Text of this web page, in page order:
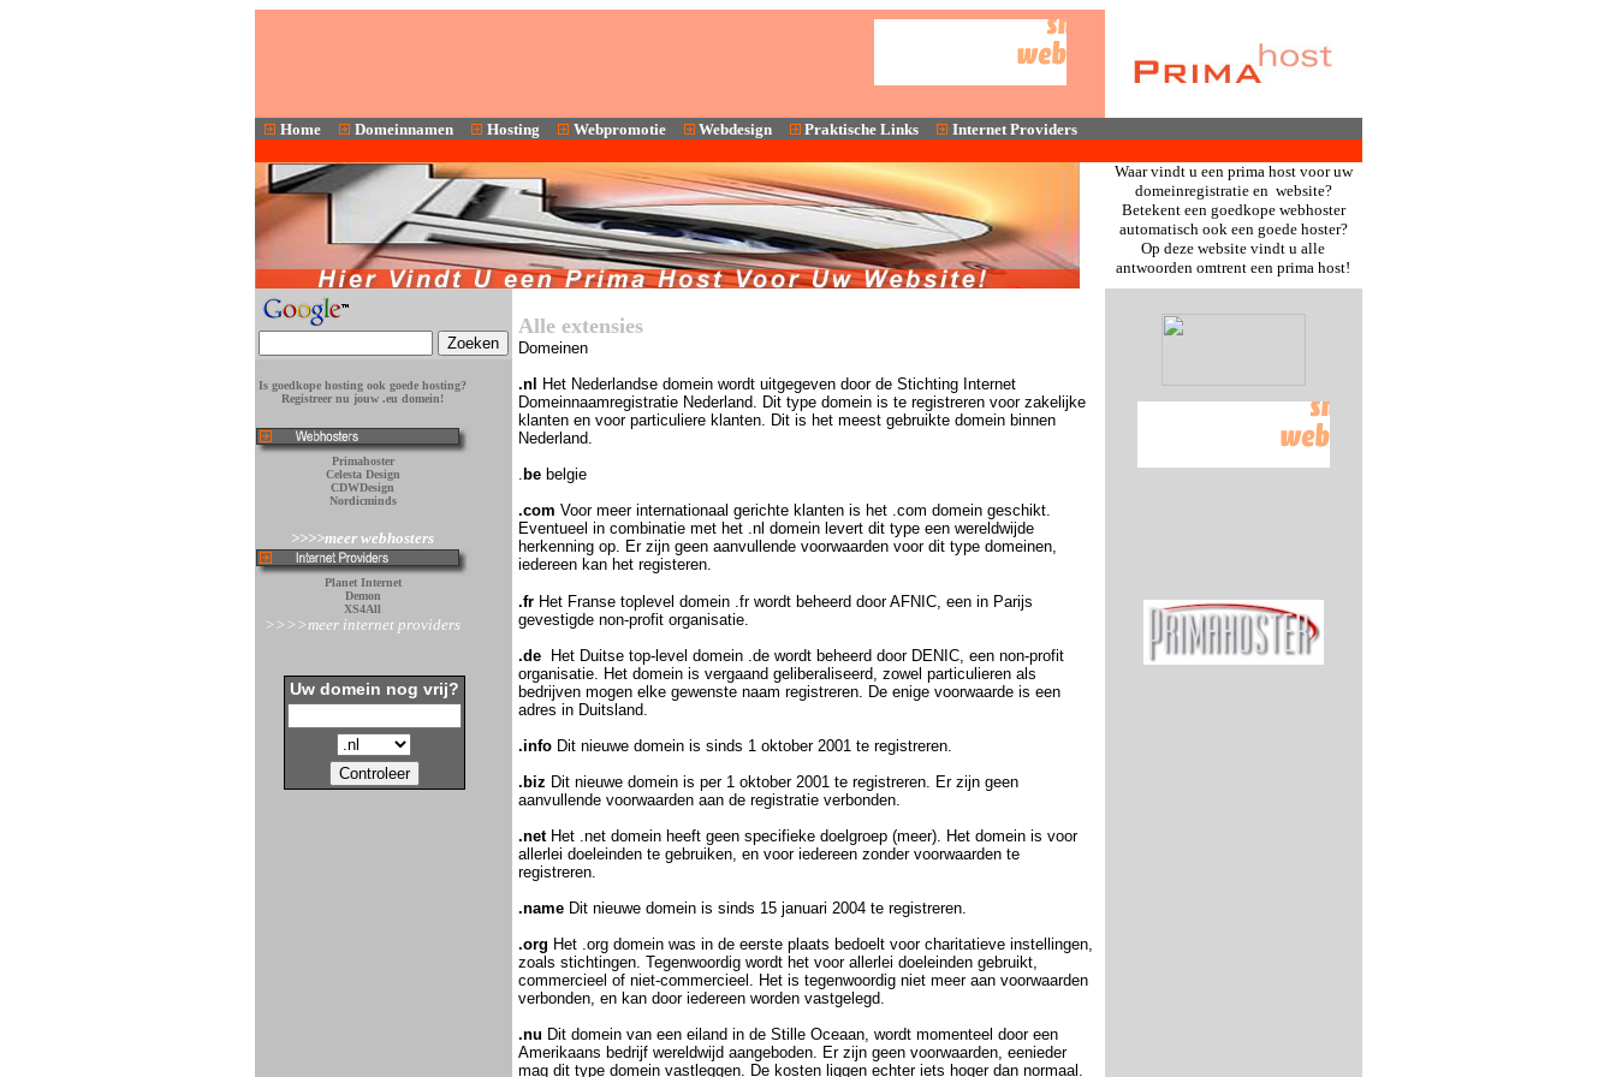
Home Domeinnamen Hosting Webpromotie Webdesign Praktische Links Internet Providers
Waar vindt u een prima host voor uw
domeinregistratie en website?
Betekent een goedkope webhoster
automatisch ook een goede hoster?
Op deze website vindt u alle
antwoorden omtrent een prima host!
Is goedkope hosting ook goede hosting?
Registreer nu jouw .eu domein!
Primahoster
Celesta Design
CDWDesign
Nordicminds
>>>>meer webhosters
Planet Internet
Demon
XS4All
>>>>meer internet providers
Uw domein nog vrij?
Alle extensies
Domeinen
.nl
Het Nederlandse domein wordt uitgegeven door de Stichting Internet
Domeinnaamregistratie Nederland. Dit type domein is te registreren voor zakelijke
klanten en voor particuliere klanten. Dit is het meest gebruikte domein binnen
Nederland.
. bebelgie
.com Voor meer internationaal gerichte klanten is het .com domein geschikt.
Eventueel in combinatie met het .nl domein levert dit type een wereldwijde
herkenning op. Er zijn geen aanvullende voorwaarden voor dit type domeinen,
iedereen kan het registeren.
.frHet Franse toplevel domein .fr wordt beheerd door AFNIC, een in Parijs
gevestigde non-profit organisatie.
.deHet Duitse top-level domein .de wordt beheerd door DENIC, een non-profit
organisatie. Het domein is vergaand geliberaliseerd, zowel particulieren als
bedrijven mogen elke gewenste naam registreren. De enige voorwaarde is een
adres in Duitsland.
.infoDit nieuwe domein is sinds 1 oktober 2001 te registreren.
.biz Dit nieuwe domein is per 1 oktober 2001 te registreren. Er zijn geen
aanvullende voorwaarden aan de registratie verbonden.
.netHet .net domein heeft geen specifieke doelgroep (meer). Het domein is voor
allerlei doeleinden te gebruiken, en voor iedereen zonder voorwaarden te
registreren.
.nameDit nieuwe domein is sinds 15 januari 2004 te registreren.
.org Het .org domein was in de eerste plaats bedoelt voor charitatieve instellingen,
zoals stichtingen. Tegenwoordig wordt het voor allerlei doeleinden gebruikt,
commercieel of niet-commercieel. Het is tegenwoordig niet meer aan voorwaarden
verbonden, en kan door iedereen worden vastgelegd.
.nu Dit domein van een eiland in de Stille Oceaan, wordt momenteel door een
Amerikaans bedrijf wereldwijd aangeboden. Er zijn geen voorwaarden, eenieder
mag dit type domein vastleggen. De kosten liggen echter iets hoger dan normaal.